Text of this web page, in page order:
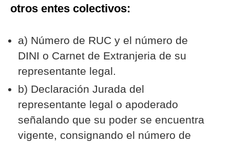
otros entes colectivos:
a) Número de RUC y el número de
DINI o Carnet de Extranjeria de su
representante legal.
b) Declaración Jurada del
representante legal o apoderado
señalando que su poder se encuentra
vigente, consignando el número de